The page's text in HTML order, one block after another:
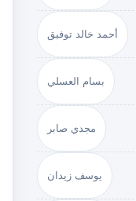
أحمد خالد توفيق
بسام العسلي
مجدي صابر
يوسف زيدان